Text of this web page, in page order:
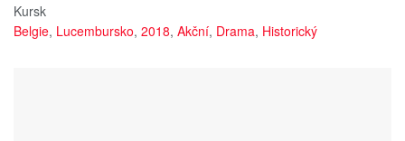
Kursk
Belgie, Lucembursko, 2018, Akční, Drama, Historický